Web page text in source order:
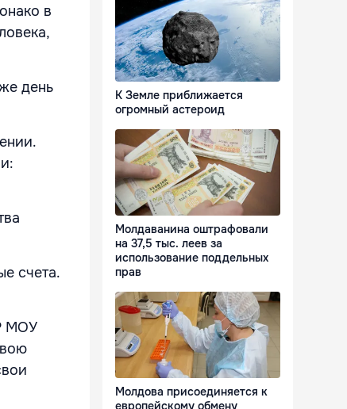
в
день
счета.
МОУ
К Земле приближается
огромный астероид
Молдаванина оштрафовали
на 37,5 тыс. леев за
использование поддельных
прав
Молдова присоединяется к
европейскому обмену